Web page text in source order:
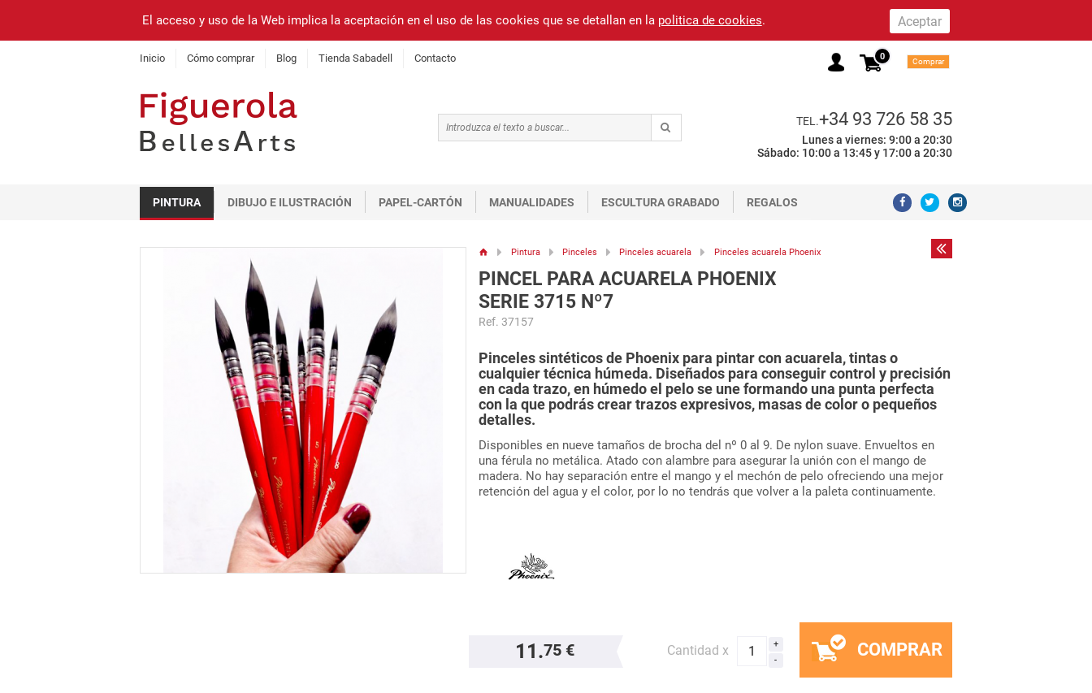
El acceso y uso de la Web implica la aceptación en el uso de las cookies que se detallan en la politica de cookies.
Inicio Cómo comprar Blog Tienda Sabadell Contacto 0 Comprar
TEL.+34 93 726 58 35
Lunes a viernes: 9:00 a 20:30
Sábado: 10:00 a 13:45 y 17:00 a 20:30
PINTURA DIBUJO E ILUSTRACIÓN PAPEL-CARTÓN MANUALIDADES ESCULTURA GRABADO REGALOS
Pintura Pinceles Pinceles acuarela Pinceles acuarela Phoenix
PINCEL PARA ACUARELA PHOENIX
SERIE 3715 Nº7
Ref. 37157
Pinceles sintéticos de Phoenix para pintar con acuarela, tintas o
cualquier técnica húmeda. Diseñados para conseguir control y precisión
en cada trazo, en húmedo el pelo se une formando una punta perfecta
con la que podrás crear trazos expresivos, masas de color o pequeños
detalles.
Disponibles en nueve tamaños de brocha del nº 0 al 9. De nylon suave. Envueltos en
una férula no metálica. Atado con alambre para asegurar la unión con el mango de
madera. No hay separación entre el mango y el mechón de pelo ofreciendo una mejor
retención del agua y el color, por lo no tendrás que volver a la paleta continuamente.
11.75 € Cantidad x COMPRAR